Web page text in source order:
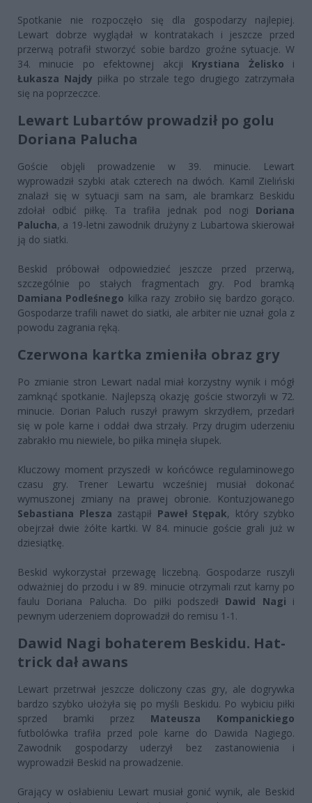
Spotkanie nie rozpoczęło się dla gospodarzy najlepiej.
Lewart dobrze wyglądał w kontratakach i jeszcze przed
przerwą potrafił stworzyć sobie bardzo groźne sytuacje. W
34. minucie po efektownej akcji Krystiana Żelisko i
Łukasza Najdy piłka po strzale tego drugiego zatrzymała
się na poprzeczce.
Lewart Lubartów prowadził po golu
Doriana Palucha
Goście objęli prowadzenie w 39. minucie. Lewart
wyprowadził szybki atak czterech na dwóch. Kamil Zieliński
znalazł się w sytuacji sam na sam, ale bramkarz Beskidu
zdołał odbić piłkę. Ta trafiła jednak pod nogi Doriana
Palucha, a 19-letni zawodnik drużyny z Lubartowa skierował
ją do siatki.
Beskid próbował odpowiedzieć jeszcze przed przerwą,
szczególnie po stałych fragmentach gry. Pod bramką
Damiana Podleśnego kilka razy zrobiło się bardzo gorąco.
Gospodarze trafili nawet do siatki, ale arbiter nie uznał gola z
powodu zagrania ręką.
Czerwona kartka zmieniła obraz gry
Po zmianie stron Lewart nadal miał korzystny wynik i mógł
zamknąć spotkanie. Najlepszą okazję goście stworzyli w 72.
minucie. Dorian Paluch ruszył prawym skrzydłem, przedarł
się w pole karne i oddał dwa strzały. Przy drugim uderzeniu
zabrakło mu niewiele, bo piłka minęła słupek.
Kluczowy moment przyszedł w końcówce regulaminowego
czasu gry. Trener Lewartu wcześniej musiał dokonać
wymuszonej zmiany na prawej obronie. Kontuzjowanego
Sebastiana Plesza zastąpił Paweł Stępak, który szybko
obejrzał dwie żółte kartki. W 84. minucie goście grali już w
dziesiątkę.
Beskid wykorzystał przewagę liczebną. Gospodarze ruszyli
odważniej do przodu i w 89. minucie otrzymali rzut karny po
faulu Doriana Palucha. Do piłki podszedł Dawid Nagi i
pewnym uderzeniem doprowadził do remisu 1-1.
Dawid Nagi bohaterem Beskidu. Hat-
trick dał awans
Lewart przetrwał jeszcze doliczony czas gry, ale dogrywka
bardzo szybko ułożyła się po myśli Beskidu. Po wybiciu piłki
sprzed bramki przez Mateusza Kompanickiego
futbolówka trafiła przed pole karne do Dawida Nagiego.
Zawodnik gospodarzy uderzył bez zastanowienia i
wyprowadził Beskid na prowadzenie.
Grający w osłabieniu Lewart musiał gonić wynik, ale Beskid